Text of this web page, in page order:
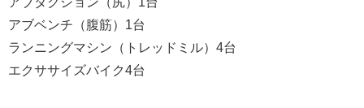
アブベンチ（腹筋）1台
ランニングマシン（トレッドミル）4台
エクササイズバイク4台